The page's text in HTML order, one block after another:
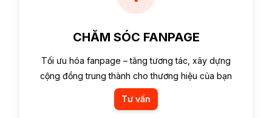
CHĂM SÓC FANPAGE
Tối ưu hóa fanpage – tăng tương tác, xây dựng
cộng đồng trung thành cho thương hiệu của bạn
Tư vấn